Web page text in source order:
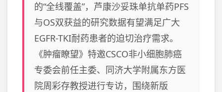
的“全线覆盖”，芦康沙妥珠单抗单药PFS
与OS双获益的研究数据有望满足广大
EGFR-TKI耐药患者的迫切治疗需求。
《肿瘤瞭望》特邀CSCO非小细胞肺癌
专委会前任主委、同济大学附属东方医
院周彩存教授进行专访，围绕新版